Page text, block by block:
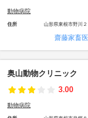
動物病院
住所 山形県東根市野川２
齋藤家畜
奥山動物クリニック
3.00
動物病院